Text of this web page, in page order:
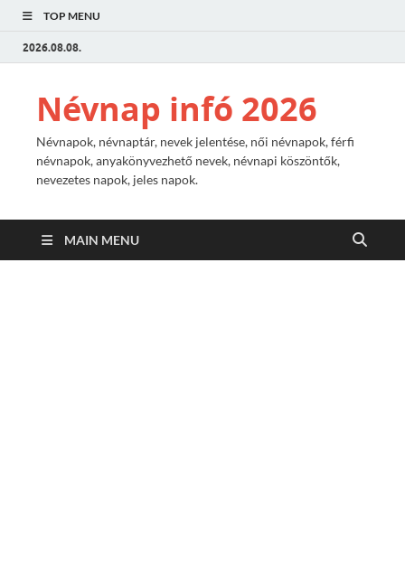
TOP MENU
2026.08.08.
Névnap infó 2026
Névnapok, névnaptár, nevek jelentése, női névnapok, férfi
névnapok, anyakönyvezhető nevek, névnapi köszöntők,
nevezetes napok, jeles napok.
MAIN MENU